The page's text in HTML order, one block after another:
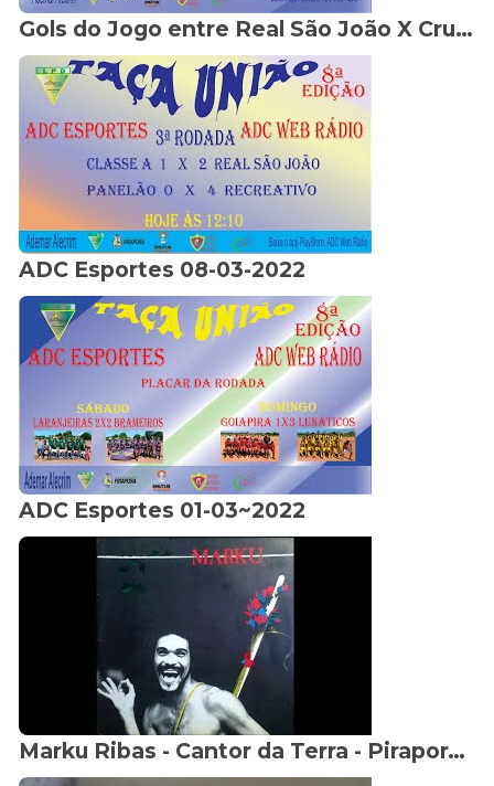
Gols do Jogo entre Real São João X Cruzeirinho
ADC Esportes 08-03-2022
ADC Esportes 01-03~2022
Marku Ribas - Cantor da Terra - Pirapora-MG